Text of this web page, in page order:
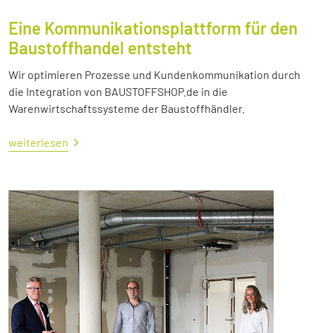
Eine Kommunikationsplattform für den
Baustoffhandel entsteht
Wir optimieren Prozesse und Kundenkommunikation durch
die Integration von BAUSTOFFSHOP.de in die
Warenwirtschaftssysteme der Baustoffhändler.
weiterlesen